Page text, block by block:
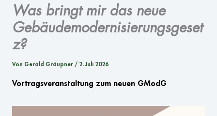
Was bringt mir das neue
Gebäudemodernisierungsgeset
z?
Von Gerald Gräupner / 2. Juli 2026
Vortragsveranstaltung zum neuen GModG